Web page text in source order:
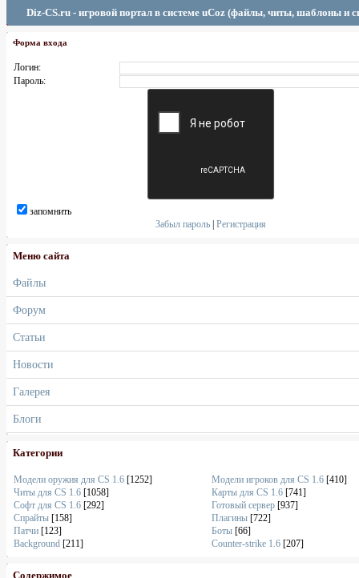
Diz-CS.ru - игровой портал в системе uCoz (файлы, читы, шаблоны и
Форма входа
Логин:
Пароль:
запомнить
Забыл пароль |Регистрация
Меню сайта
Файлы
Форум
Статьи
Новости
Галерея
Блоги
Категории
Модели оружия для CS 1.6 [1252] Модели игроков для CS 1.6 [410]
Читы для CS 1.6 [1058] Карты для CS 1.6 [741]
Софт для CS 1.6 [292] Готовый сервер [937]
Спрайты [158] Плагины [722]
Патчи [123] Боты [66]
Background [211] Counter-strike 1.6 [207]
Содержимое